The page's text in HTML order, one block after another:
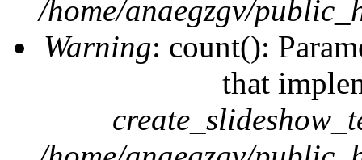
/home/anaegzgv/
Warning: count():
that